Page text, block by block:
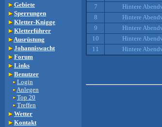
Gebiete
Sperrungen
Kletter-Knigge
Kletterführer
Ausrüstung
Johanniswacht
Forum
Links
Benutzer
Login
Anlegen
Top 20
Treffen
Wetter
Kontakt
7
Hintere
8
Hintere
9
Hintere
10
Hintere
11
Hintere